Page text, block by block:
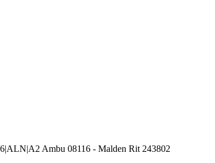
Ambu 08116 - Malden Rit 243802